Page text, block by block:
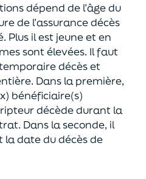
dépend de l’âgedu
de l’assurance décès
Plus il est jeuneet en
sont élevées. Il faut
décès et
Dans la première,
bénéficiaire(s)
décède durant la
Dans la seconde, il
la date du décès de